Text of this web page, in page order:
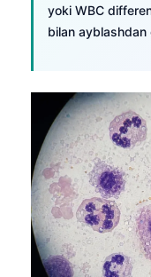
yoki WBC
bilan ayblashdan